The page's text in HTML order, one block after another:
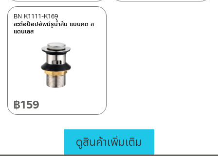
สะดือป๊อปอัพมีรูน้ำล้น แบบกด ส
แตนเลส
BN K1111-K169
฿159
ดูสินค้าเพิ่มเติม